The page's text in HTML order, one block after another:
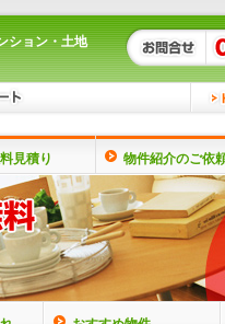
ション・土地
見積り 物件紹介のご依